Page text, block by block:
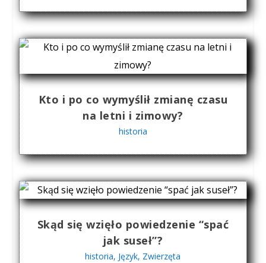
Kto i po co wymyślił zmianę czasu
na letni i zimowy?
historia
Skąd się wzięło powiedzenie “spać
jak suseł”?
historia, Język, Zwierzęta